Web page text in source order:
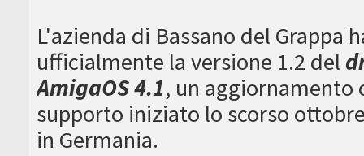
L'azienda di Bassano del Grappa
ufficialmente la versione 1.2 del
AmigaOS 4.1, un aggiornamento
supporto iniziato lo scorso
in Germania.